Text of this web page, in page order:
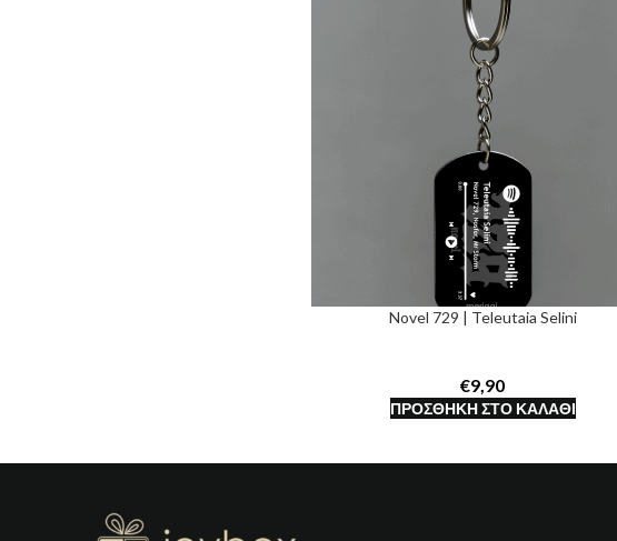
Novel 729 | Teleutaia Selini
€
ΠΡΟΣΘΉΚΗ ΣΤΟ ΚΑΛΆΘΙ